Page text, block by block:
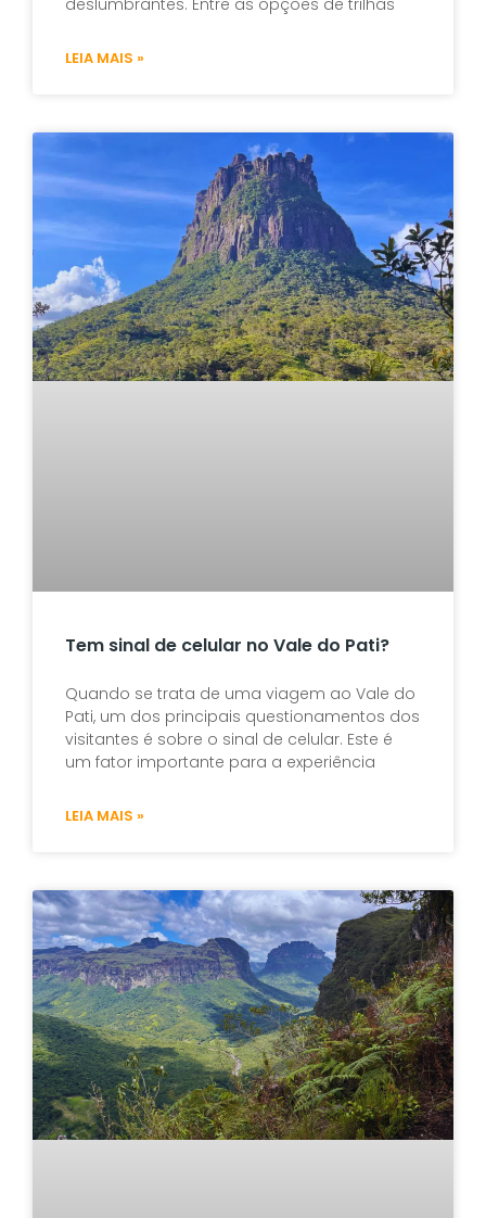
LEIA MAIS »
Tem sinal de celular no Vale do Pati?
Quando se trata de uma viagem ao Vale do
Pati, um dos principais questionamentos dos
visitantes é sobre o sinal de celular. Este é
um fator importante para a experiência
LEIA MAIS »